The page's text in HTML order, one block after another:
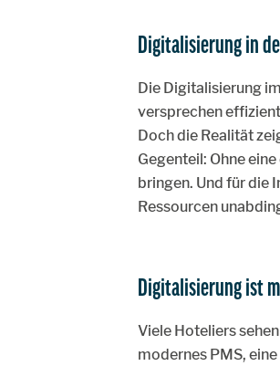
Digitalisierung in
Die Digitalisierung
versprechen
Doch die Realität
Gegenteil: Ohne
bringen. Und für die
Ressourcen
Digitalisierung ist
Viele Hoteliers
modernes PMS,